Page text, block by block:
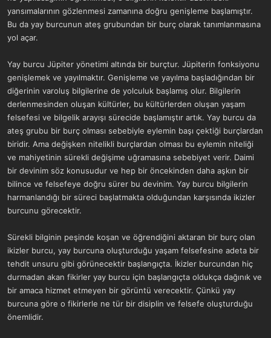
yansımalarının gözlenmesi zamanına doğru genişleme başlamıştır.
Bu da yay burcunun ateş grubundan bir burç olarak tanımlanmasına
yol açar.
Yay burcu Jüpiter yönetimi altında bir burçtur. Jüpiterin fonksiyonu
genişlemek ve yayılmaktır. Genişleme ve yayılma başladığından bir
diğerinin varoluş bilgilerine de yolculuk başlamış olur. Bilgilerin
derlenmesinden oluşan kültürler, bu kültürlerden oluşan yaşam
felsefesi ve bilgelik arayışı sürecide başlamıştır artık. Yay burcu da
ateş grubu bir burç olması sebebiyle eylemin başı çektiği burçlardan
biridir. Ama değişken nitelikli burçlardan olması bu eylemin niteliği
ve mahiyetinin sürekli değişime uğramasına sebebiyet verir. Daimi
bir devinim söz konusudur ve hep bir öncekinden daha aşkın bir
bilince ve felsefeye doğru sürer bu devinim. Yay burcu bilgilerin
harmanlandığı bir süreci başlatmakta olduğundan karşısında ikizler
burcunu görecektir.
Sürekli bilginin peşinde koşan ve öğrendiğini aktaran bir burç olan
ikizler burcu, yay burcuna oluşturduğu yaşam felsefesine adeta bir
tehdit unsuru gibi görünecektir başlangıçta. İkizler burcundan hiç
durmadan akan fikirler yay burcu için başlangıçta oldukça dağınık ve
bir amaca hizmet etmeyen bir görüntü verecektir. Çünkü yay
burcuna göre o fikirlerle ne tür bir disiplin ve felsefe oluşturduğu
önemlidir.